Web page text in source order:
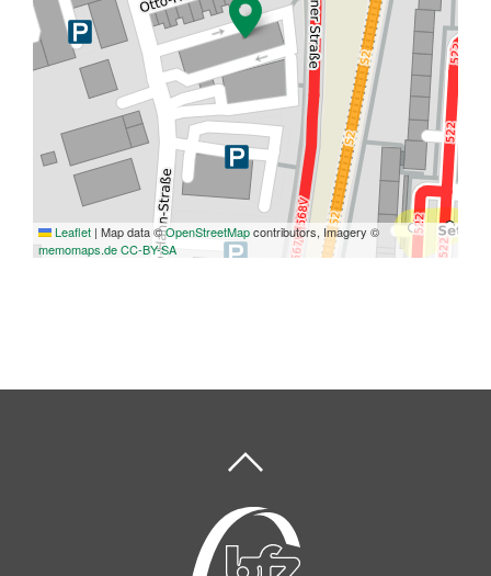
Leaflet | Map data ©OpenStreetMapcontributors, Imagery ©
memomaps.deCC-BY-SA